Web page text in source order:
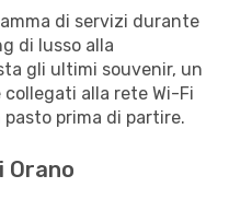
di servizi durante
di lusso alla
gli ultimi souvenir, un
alla rete Wi-Fi
prima di partire.
Orano